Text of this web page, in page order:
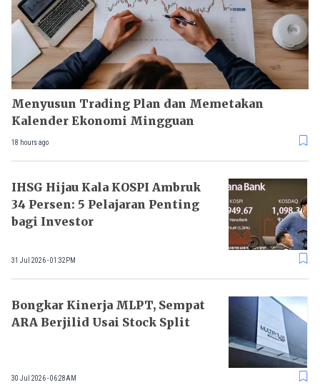
Menyusun Trading Plan dan Memetakan
Kalender Ekonomi Mingguan
18 hours ago
IHSG Hijau Kala KOSPI Ambruk
34 Persen: 5 Pelajaran Penting
bagi Investor
31 Jul 2026 - 01:32PM
Bongkar Kinerja MLPT, Sempat
ARA Berjilid Usai Stock Split
30 Jul 2026 - 06:28AM